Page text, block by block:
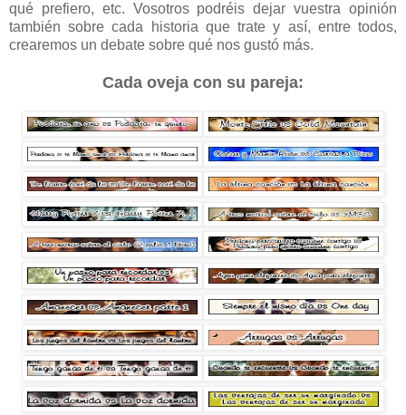
qué prefiero, etc. Vosotros podréis dejar vuestra opinión
también sobre cada historia que trate y así, entre todos,
crearemos un debate sobre qué nos gustó más.
Cada oveja con su pareja: